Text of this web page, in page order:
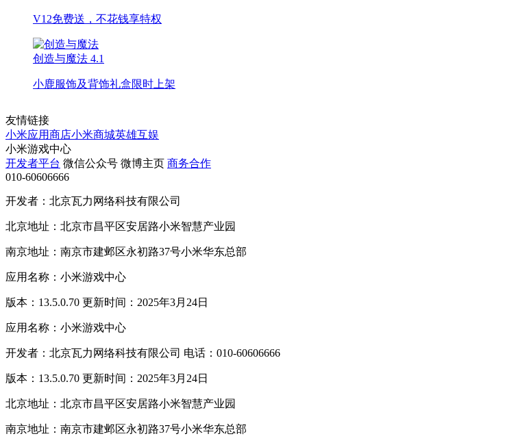
V12免费送，不花钱享特权
创造与魔法 4.1
小鹿服饰及背饰礼盒限时上架
友情链接
小米应用商店小米商城英雄互娱
小米游戏中心
开发者平台 微信公众号 微博主页 商务合作
010-60606666
开发者：北京瓦力网络科技有限公司
北京地址：北京市昌平区安居路小米智慧产业园
南京地址：南京市建邺区永初路37号小米华东总部
应用名称：小米游戏中心
版本：13.5.0.70 更新时间：2025年3月24日
应用名称：小米游戏中心
开发者：北京瓦力网络科技有限公司 电话：010-60606666
版本：13.5.0.70 更新时间：2025年3月24日
北京地址：北京市昌平区安居路小米智慧产业园
南京地址：南京市建邺区永初路37号小米华东总部